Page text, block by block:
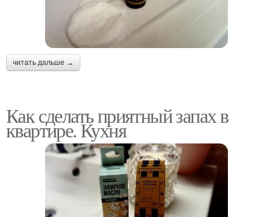
читать дальше →
Как сделать приятный запах в
квартире. Кухня